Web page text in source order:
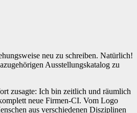
neu zu schreiben. Natürlich!
Ausstellungskatalog zu
zusagte: Ich bin zeitlich und räumlich
neue Firmen-CI. Vom Logo
aus verschiedenen Disziplinen